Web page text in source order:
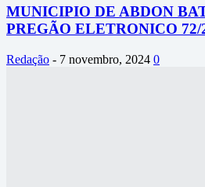
MUNICIPIO DE ABDON
PREGÃO ELETRONICO 72/
Redação - 7 novembro, 2024 0